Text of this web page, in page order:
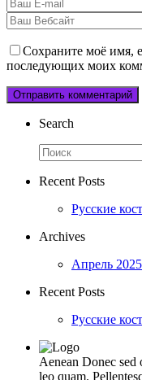
Сохраните моё имя,
последующих моих
Search
Recent Posts
Русские
Archives
Апрель 2025
Recent Posts
Русские
Aenean Donec
leo quam.